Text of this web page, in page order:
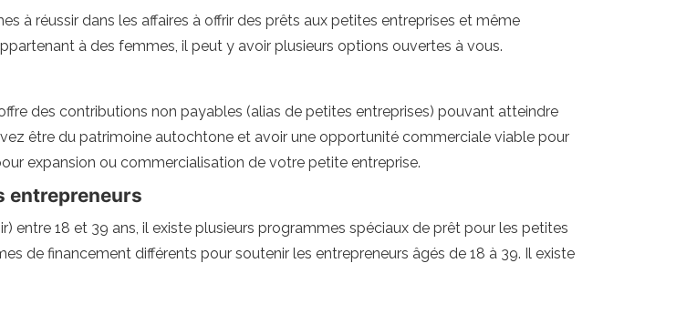
à réussir dans les affaires à offrir des prêts aux petites entreprises et même
à des femmes, il peut y avoir plusieurs options ouvertes à vous.
des contributions non payables (alias de petites entreprises) pouvant atteindre
être du patrimoine autochtone et avoir une opportunité commerciale viable pour
expansion ou commercialisation de votre petite entreprise.
entrepreneurs
entre 18 et 39 ans, il existe plusieurs programmes spéciaux de prêt pour les petites
de financement différents pour soutenir les entrepreneurs âgés de 18 à 39. Il existe